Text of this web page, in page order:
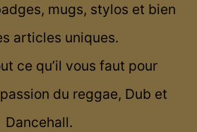
mugs, stylos et bien
articles uniques.
ce qu’il vous faut pour
du reggae, Dub et
Dancehall.